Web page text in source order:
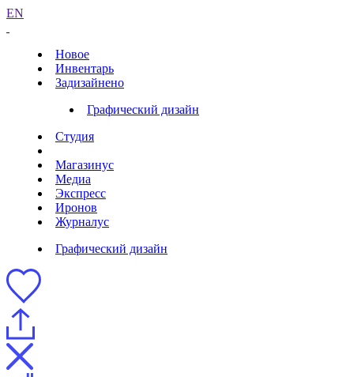
EN
Новое
Инвентарь
Задизайнено
Графический дизайн
Студия
Магазинус
Медиа
Экспресс
Иронов
Журналус
Графический дизайн